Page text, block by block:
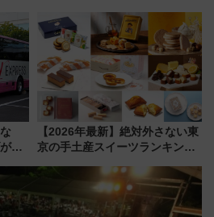
と
で極上の夏祭り鉄道旅を放送
財
盆
【2026年最新】絶対外さない東
京の手土産スイーツランキング